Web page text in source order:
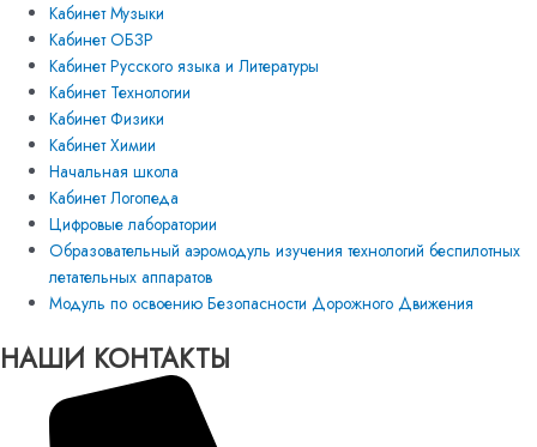
Кабинет Музыки
Кабинет ОБЗР
Кабинет Русского языка и Литературы
Кабинет Технологии
Кабинет Физики
Кабинет Химии
Начальная школа
Кабинет Логопеда
Цифровые лаборатории
Образовательный аэромодуль изучения технологий беспилотных
летательных аппаратов
Модуль по освоению Безопасности Дорожного Движения
НАШИ КОНТАКТЫ